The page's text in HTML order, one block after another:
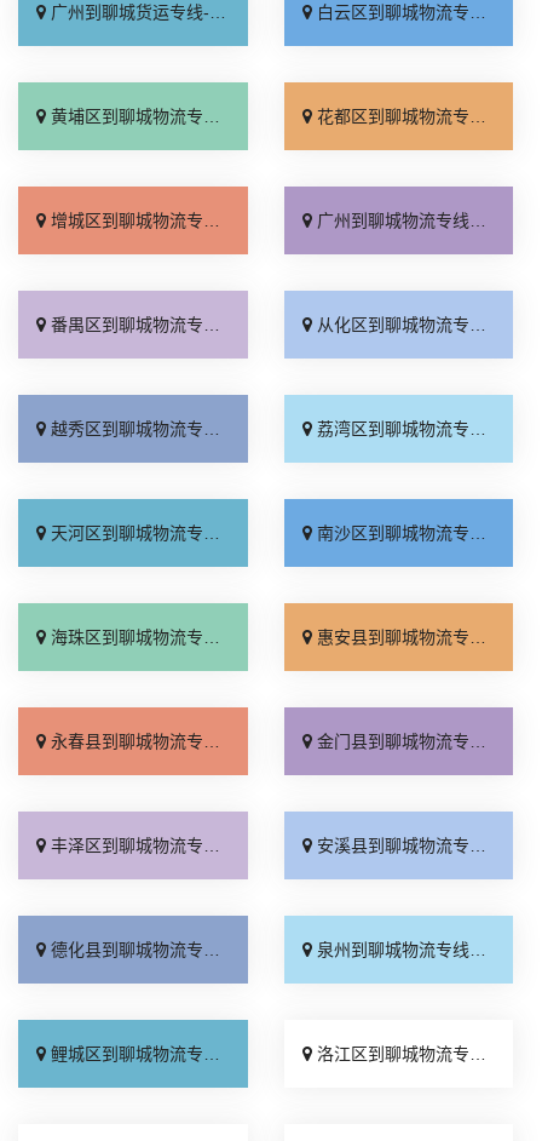
广州到聊城货运专线-广州到聊城物流公司_专业靠谱「多久能到」 白云区到聊城物流专线_运价行情「几天到达」
黄埔区到聊城物流专线_多少一吨「实时跟踪 」 花都区到聊城物流专线_资质齐全「多久时间」
增城区到聊城物流专线_一站式托运「收费介绍」 广州到聊城物流专线_收费介绍「诚信为先」
番禺区到聊城物流专线_全境到达「直达特快专线」 从化区到聊城物流专线_价位合理「每日发车」
越秀区到聊城物流专线_怎么收费「不随意加价」 荔湾区到聊城物流专线_来电咨询「价格透明」
天河区到聊城物流专线_来电咨询「全境派送」 南沙区到聊城物流专线_收费介绍「运价查询」
海珠区到聊城物流专线_直达不中转「运价实惠」 惠安县到聊城物流专线_快速直达「托运省心」
永春县到聊城物流专线_直达到站「高效运输」 金门县到聊城物流专线_全境派送「每日发车」
丰泽区到聊城物流专线_高速快运「来电咨询」 安溪县到聊城物流专线_快运直达「实时跟踪 」
德化县到聊城物流专线_准时到货「天天发车」 泉州到聊城物流专线_快运有保障「多少公里」
鲤城区到聊城物流专线_损坏理赔「多少一吨」 洛江区到聊城物流专线_托运放心「托运省心」